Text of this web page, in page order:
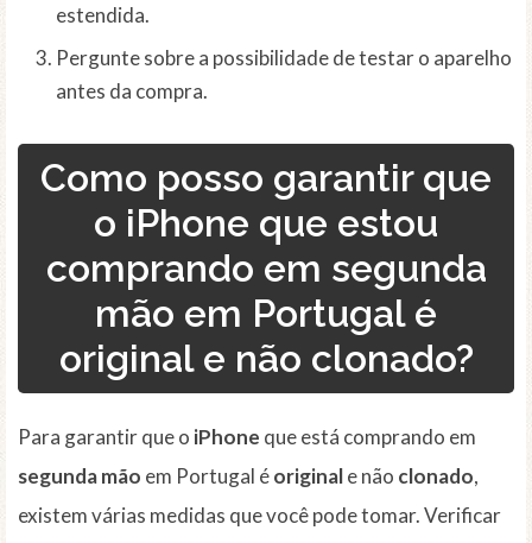
estendida.
Pergunte sobre a possibilidade de testar o aparelho
antes da compra.
Como posso garantir que
o iPhone que estou
comprando em segunda
mão em Portugal é
original e não clonado?
Para garantir que o iPhone que está comprando em
segunda mão em Portugal éoriginale não clonado,
existem várias medidas que você pode tomar. Verificar